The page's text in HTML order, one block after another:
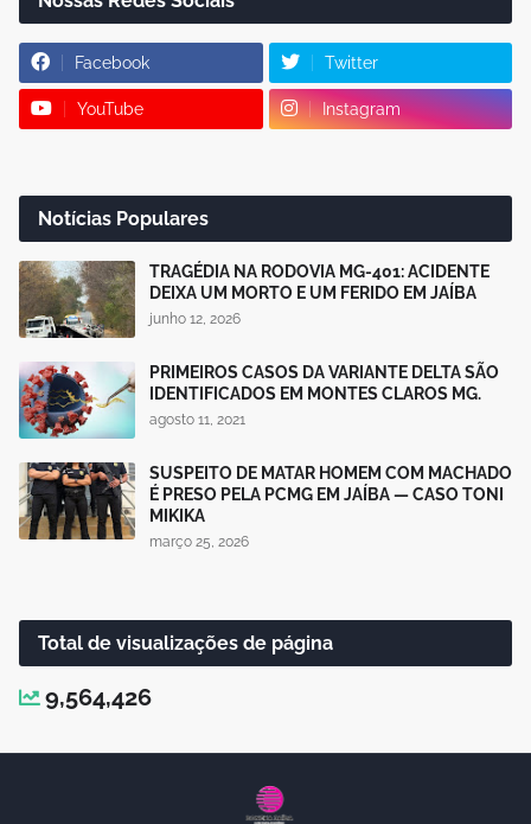
Facebook Twitter
YouTube Instagram
Notícias Populares
TRAGÉDIA NA RODOVIA MG-401: ACIDENTE
DEIXA UM MORTO E UM FERIDO EM JAÍBA
junho 12, 2026
PRIMEIROS CASOS DA VARIANTE DELTA SÃO
IDENTIFICADOS EM MONTES CLAROS MG.
agosto 11, 2021
SUSPEITO DE MATAR HOMEM COM MACHADO
É PRESO PELA PCMG EM JAÍBA — CASO TONI
MIKIKA
março 25, 2026
Total de visualizações de página
9,564,426